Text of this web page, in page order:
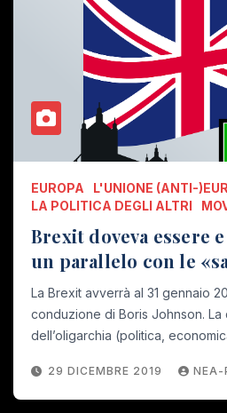
EUROPA
L'UNIONE (ANTI-
LA POLITICA DEGLI ALTRI
Brexit doveva essere
un parallelo con le
La Brexit avverrà al 31 gennaio
conduzione di Boris Johnson. La
dell’oligarchia (politica,
29 DICEMBRE 2019 NEA-